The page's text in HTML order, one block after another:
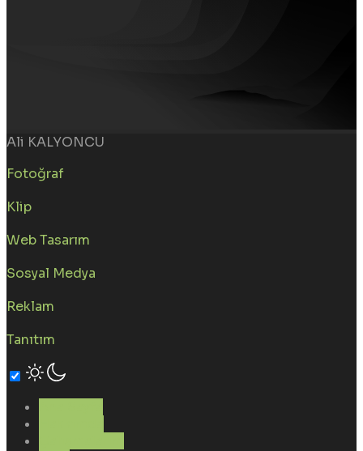
Ali KALYONCU
Fotoğraf
Klip
Web Tasarım
Sosyal Medya
Reklam
Tanıtım